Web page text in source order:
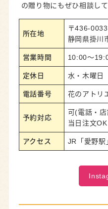
の贈り物にもぜひ相談し
所在地
〒436-0033
静岡県掛川
営業時間 10:00～
定休日 水・木曜日
電話番号 花のアトリ
予約対応
可(電話・店
当日注文OK
アクセス JR「愛野駅